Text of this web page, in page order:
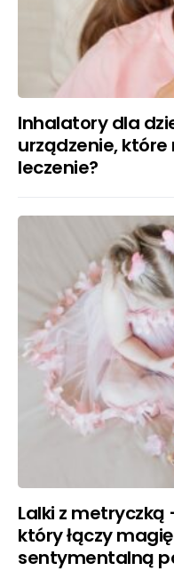
Inhalatory dla
urządzenie,
leczenie?
Lalki z metryczką
który łączy
sentymentalną